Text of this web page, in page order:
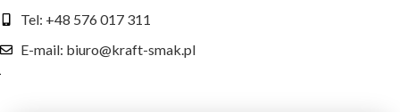
Tel: +48 576 017 311
E-mail: biuro@kraft-smak.pl